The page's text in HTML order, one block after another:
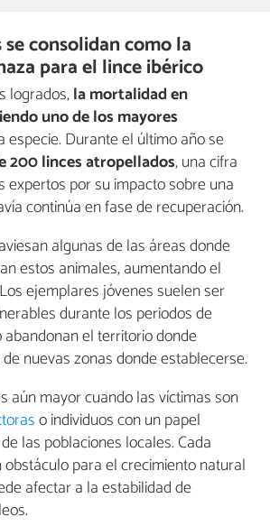
consolidan como la
para el lince ibérico
logrados,la mortalidad en
uno de los mayores
especie. Durante el último año se
200 linces atropellados, una cifra
expertos por su impacto sobre una
continúa en fase de recuperación.
algunas de las áreas donde
estos animales, aumentando el
ejemplares jóvenes suelen ser
durante los periodos de
el territorio donde
nuevas zonas donde establecerse.
aún mayor cuando las víctimas son
o individuos con un papel
las poblaciones locales. Cada
para el crecimiento natural
afectar a la estabilidad de